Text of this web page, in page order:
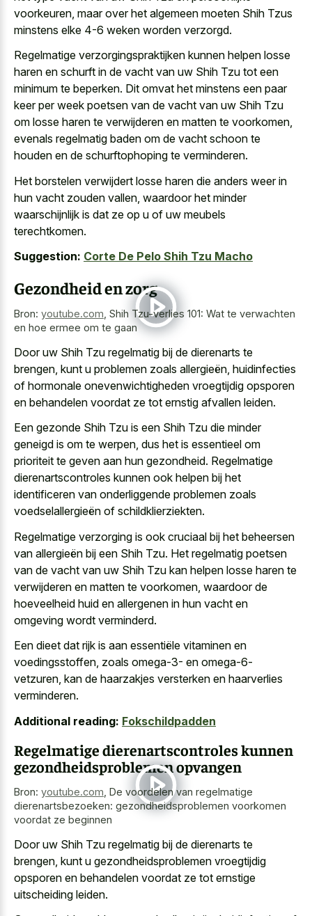
voorkeuren, maar over het algemeen moeten Shih Tzus
minstens elke 4-6 weken worden verzorgd.
Regelmatige verzorgingspraktijken kunnen helpen losse
haren en schurft in de vacht van uw Shih Tzu tot een
minimum te beperken. Dit omvat het minstens een paar
keer per week poetsen van de vacht van uw Shih Tzu
om losse haren te verwijderen en matten te voorkomen,
evenals regelmatig baden om de vacht schoon te
houden en de schurftophoping te verminderen.
Het borstelen verwijdert losse haren die anders weer in
hun vacht zouden vallen, waardoor het minder
waarschijnlijk is dat ze op u of uw meubels
terechtkomen.
Suggestion: Corte De Pelo Shih Tzu Macho
Gezondheid en zorg
Bron: youtube.com Shih Tzu-verlies 101: Wat te verwachten
en hoe ermee om te gaan
Door uw Shih Tzu regelmatig bij de dierenarts te
brengen, kunt u problemen zoals allergieën, huidinfecties
of hormonale onevenwichtigheden vroegtijdig opsporen
en behandelen voordat ze tot ernstig afvallen leiden.
Een gezonde Shih Tzu is een Shih Tzu die minder
geneigd is om te werpen, dus het is essentieel om
prioriteit te geven aan hun gezondheid. Regelmatige
dierenartscontroles kunnen ook helpen bij het
identificeren van onderliggende problemen zoals
voedselallergieën of schildklierziekten.
Regelmatige verzorging is ook cruciaal bij het beheersen
van allergieën bij een Shih Tzu. Het regelmatig poetsen
van de vacht van uw Shih Tzu kan helpen losse haren te
verwijderen en matten te voorkomen, waardoor de
hoeveelheid huid en allergenen in hun vacht en
omgeving wordt verminderd.
Een dieet dat rijk is aan essentiële vitaminen en
voedingsstoffen, zoals omega-3- en omega-6-
vetzuren, kan de haarzakjes versterken en haarverlies
verminderen.
Additional reading: Fokschildpadden
Regelmatige dierenartscontroles kunnen
gezondheidsproblemen opvangen
Bron: youtube.com De voordelen van regelmatige
dierenartsbezoeken: gezondheidsproblemen voorkomen
voordat ze beginnen
Door uw Shih Tzu regelmatig bij de dierenarts te
brengen, kunt u gezondheidsproblemen vroegtijdig
opsporen en behandelen voordat ze tot ernstige
uitscheiding leiden.